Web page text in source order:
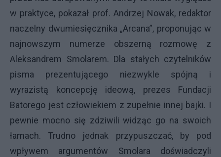
w praktyce, pokazał prof. Andrzej Nowak, redaktor
naczelny dwumiesięcznika „Arcana”, proponując w
najnowszym numerze obszerną rozmowę z
Aleksandrem Smolarem. Dla stałych czytelników
pisma prezentującego niezwykle spójną i
wyrazistą koncepcję ideową, prezes Fundacji
Batorego jest człowiekiem z zupełnie innej bajki. I
pewnie mocno się zdziwili widząc go na swoich
łamach. Trudno jednak przypuszczać, by pod
wpływem argumentów Smolara doświadczyli